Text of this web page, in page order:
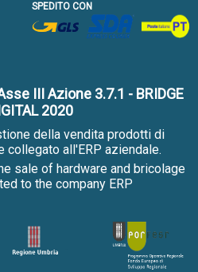
SPEDITO CON
III Azione 3.7.1 - BRIDGE
2020
della vendita prodotti di
collegato all'ERP aziendale.
sale of hardware and bricolage
to the company ERP